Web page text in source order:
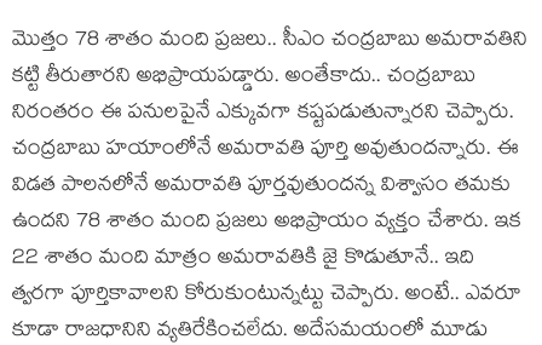
మొత్తం 78 శాతం మంది ప్ర‌జ‌లు.. సీఎం చంద్ర‌బాబు అమ‌రావ‌తిని
క‌ట్టి తీరుతార‌ని అభిప్రాయ‌ప‌డ్డారు. అంతేకాదు.. చంద్ర‌బాబు
నిరంత‌రం ఈ ప‌నుల‌పైనే ఎక్కువ‌గా క‌ష్ట‌ప‌డుతున్నార‌ని చెప్పారు.
చంద్ర‌బాబు హ‌యాంలోనే అమ‌రావ‌తి పూర్తి అవుతుంద‌న్నారు. ఈ
విడ‌త పాల‌న‌లోనే అమ‌రావ‌తి పూర్త‌వుతుంద‌న్న విశ్వాసం త‌మ‌కు
ఉంద‌ని 78 శాతం మంది ప్ర‌జ‌లు అభిప్రాయం వ్య‌క్తం చేశారు. ఇక
22 శాతం మంది మాత్రం అమ‌రావ‌తికి జై కొడుతూనే.. ఇది
త్వ‌ర‌గా పూర్తికావాల‌ని కోరుకుంటున్న‌ట్టు చెప్పారు. అంటే.. ఎవ‌రూ
కూడా రాజ‌ధానిని వ్య‌తిరేకించ‌లేదు. అదేస‌మ‌యంలో మూడు